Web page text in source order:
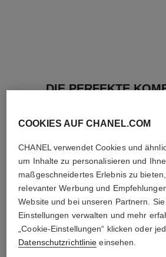
DIE PERFEKTE
COOKIES AUF CHANEL.COM
CHANEL verwendet Cookies und
um Inhalte zu personalisieren und
maßgeschneidertes Erlebnis zu
relevanter Werbung und
Website und bei unseren Partnern.
Einstellungen verwalten und mehr
„Cookie-Einstellungen“ klicken oder
Datenschutzrichtlinie einsehen.